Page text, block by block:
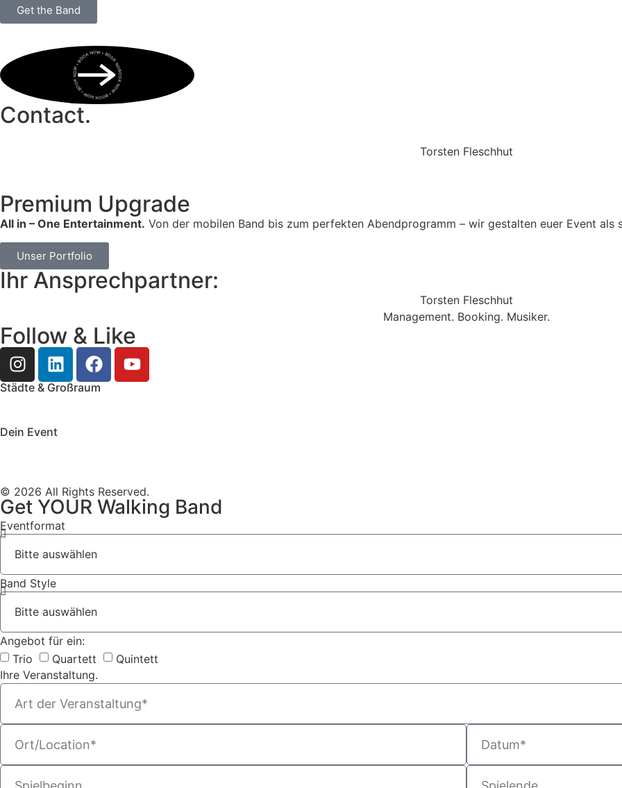
Get the Band
BOOK NOW • BOOK NOW • BOOK NOW • BOOK NOW • BOOK NOW •
Contact.
Torsten Fleschhut
Premium Upgrade
All in – One Entertainment. Von der mobilen Band bis zum perfekten Abendprogramm – wir gestalten euer Event als
Unser Portfolio
Ihr Ansprechpartner:
Torsten Fleschhut
Management. Booking. Musiker.
Follow & Like
Städte & Großraum
Dein Event
© 2026 All Rights Reserved.
Get YOUR Walking Band
Eventformat
Band Style
Angebot für ein:
Trio
Quartett
Quintett
Ihre Veranstaltung.